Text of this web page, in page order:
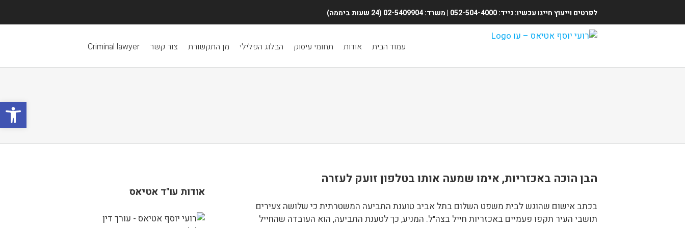
פתח
לפרטים וייעוץ חייגו עכשיו: נייד: 052-504-4000 | משרד: 02-5409904 (24 שעות ביממה)
for:
עמוד הבית אודות תחומי עיסוק הבלוג הפלילי מן התקשורת צור קשר Criminal lawyer
הבן הוכה באכזריות, אימו שמעה אותו בטלפון זועק לעזרה
בכתב אישום שהוגש לבית משפט השלום בתל אביב טוענת התביעה המשטרתית כי שלושה צעירים
תושבי העיר תקפו פעמיים באכזריות חייל בצה"ל. המניע, כך לטענת התביעה, הוא העובדה שהחייל
אודות עו"ד אטיאס